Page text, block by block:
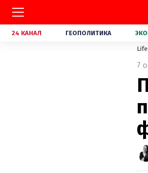
24 КАНАЛ ГЕОПОЛИТИКА
7